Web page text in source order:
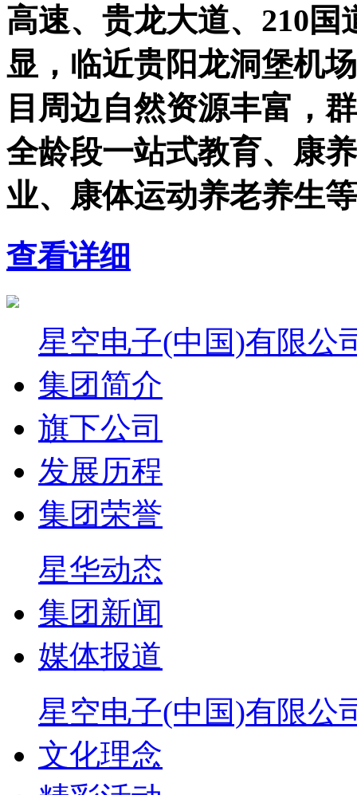
高速、贵龙大道、210
显，临近贵阳龙洞堡机
目周边自然资源丰富，
全龄段一站式教育、康
业、康体运动养老养生
查看详细
星空电子(中国)有限公
集团简介
旗下公司
发展历程
集团荣誉
星华动态
集团新闻
媒体报道
星空电子(中国)有限公
文化理念